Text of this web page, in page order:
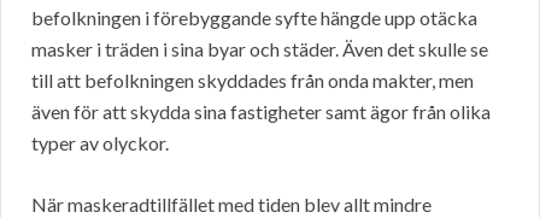
befolkningen i förebyggande syfte hängde upp otäcka
masker i träden i sina byar och städer. Även det skulle se
till att befolkningen skyddades från onda makter, men
även för att skydda sina fastigheter samt ägor från olika
typer av olyckor.
När maskeradtillfället med tiden blev allt mindre